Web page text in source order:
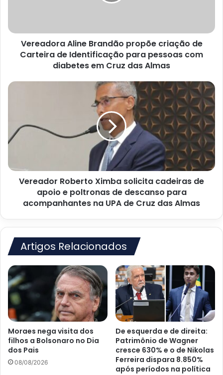
Identificação
pessoas
em
Vereadora Aline Brandão propõe criação de
Carteira de Identificação para pessoas com
diabetes em Cruz das Almas
Vereador
cadeiras
de
poltronas
de
Cruz
das
Almas
Vereador Roberto Ximba solicita cadeiras de
apoio e poltronas de descanso para
acompanhantes na UPA de Cruz das Almas
Artigos Relacionados
Moraes nega visita dos
filhos a Bolsonaro no Dia
dos Pais
08/08/2026
De esquerda e de direita:
Patrimônio de Wagner
cresce 630% e o de Nikolas
Ferreira dispara 8.850%
após períodos na política